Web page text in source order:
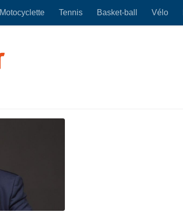
Motocyclette Tennis Basket-ball Vélo